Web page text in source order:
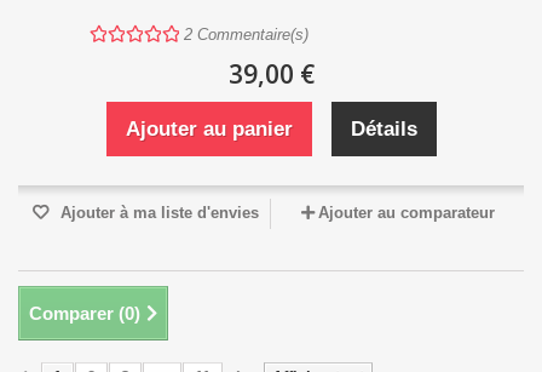
2 Commentaire(s)
39,00 €
Ajouter au panier Détails
Ajouter à ma liste d'envies Ajouter au comparateur
Comparer (0)